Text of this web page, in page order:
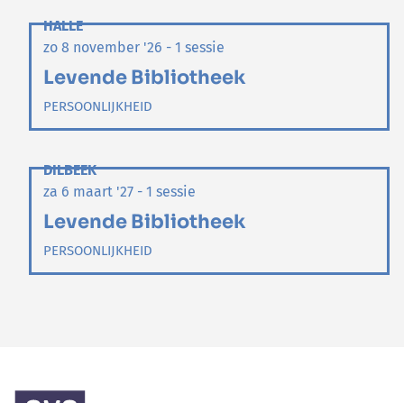
HALLE
zo 8 november '26 - 1 sessie
Levende Bibliotheek
PERSOONLIJKHEID
DILBEEK
za 6 maart '27 - 1 sessie
Levende Bibliotheek
PERSOONLIJKHEID